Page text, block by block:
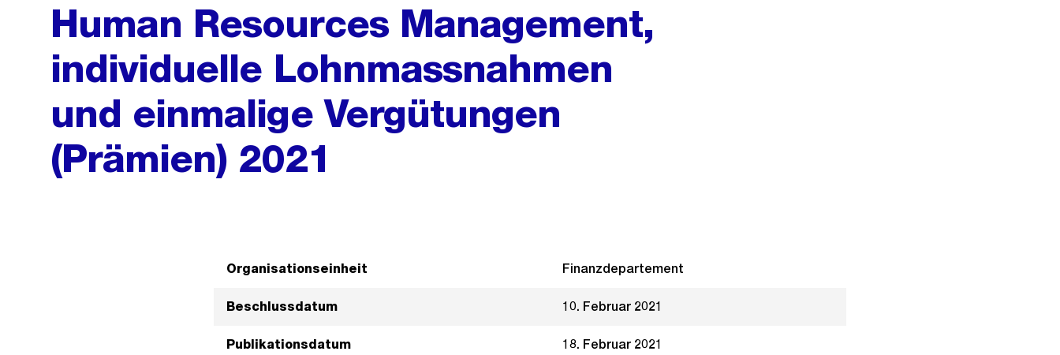
Human Resources Management,
individuelle Lohnmassnahmen
und einmalige Vergütungen
(Prämien) 2021
Organisationseinheit Finanzdepartement
Beschlussdatum 10. Februar 2021
Publikationsdatum 18. Februar 2021